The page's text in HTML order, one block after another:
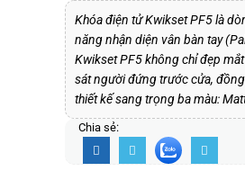
Khóa điện tử Kwikset PF5 là
năng nhận diện vân bàn tay
Kwikset PF5 không chỉ đẹp
sát người đứng trước cửa,
thiết kế sang trọng ba màu:
Chia sẻ: